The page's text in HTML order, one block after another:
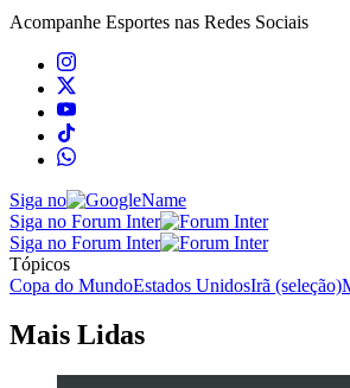
Acompanhe Esportes nas Redes Sociais
Siga no
Siga no Forum Inter
Siga no Forum Inter
Tópicos
Copa do MundoEstados UnidosIrã (seleção)
Mais Lidas